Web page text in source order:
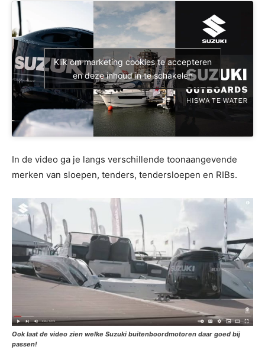
Klik om marketing cookies te accepteren
en deze inhoud in te schakelen
In de video ga je langs verschillende toonaangevende
merken van sloepen, tenders, tendersloepen en RIBs.
Ook laat de video zien welke Suzuki buitenboordmotoren daar goed bij
passen!